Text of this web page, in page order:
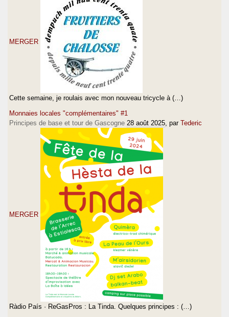
MERGER
Cette semaine, je roulais avec mon nouveau tricycle à (…)
Monnaies locales "complémentaires" #1
Principes de base et tour de Gascogne 28 août 2025 , par Tederic
MERGER
Ràdio País · ReGasPros : La Tinda. Quelques principes : (…)